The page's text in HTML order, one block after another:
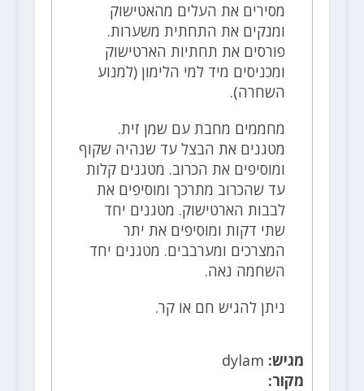
מסירים את העלים מהאטישוק
ומנקים את התחתית משערות.
פורסים את תחתיות הארטישוק
ומכניסים מיד למי הלימון (למנוע
השחרה).
מחממים מחבת עם שמן זית.
מטגנים את הבצל עד שנהיה שקוף
ומוסיפים את הכרוב. מטגנים קלות
עד שהכרוב מתרכך ומוסיפים את
לבבות הארטישוק. מטגנים יחד
שתי דקות ומוסיפים את יתר
המצרכים ומערבבים. מטגנים יחד
השחמה נאה.
ניתן להגיש חם או קר.
מגיש: dylam
מקור: